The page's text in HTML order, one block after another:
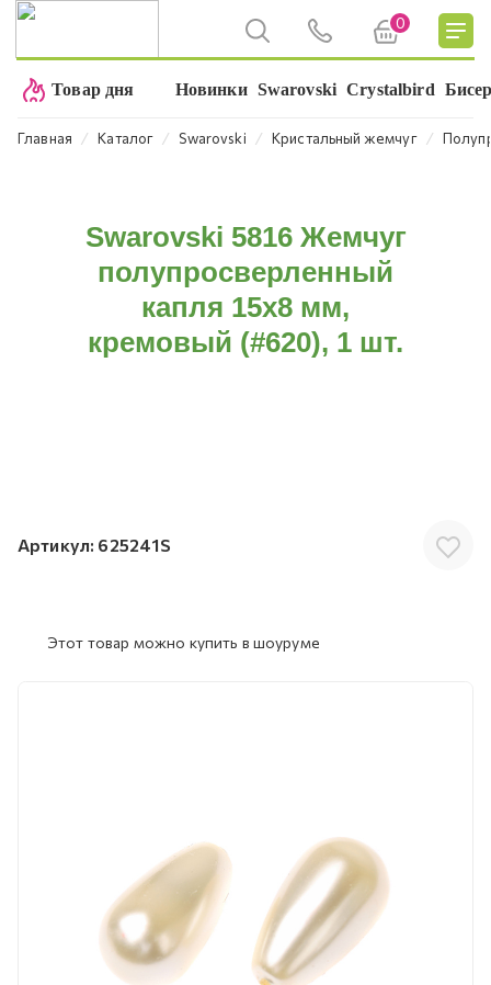
0
Товар дня Новинки Swarovski Crystalbird
Главная ⁄ Каталог ⁄ Swarovski ⁄ Кристальный жемчуг ⁄
Swarovski 5816 Жемчуг
полупросверленный
капля 15x8 мм,
кремовый (#620), 1 шт.
Артикул: 625241S
Этот товар можно купить в шоуруме